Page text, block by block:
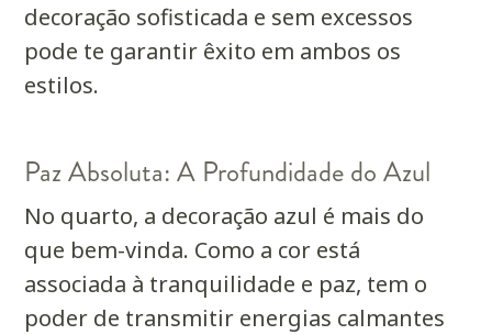
decoração sofisticada e sem excessos
pode te garantir êxito em ambos os
estilos.
Paz Absoluta: A Profundidade do Azul
No quarto, a decoração azul é mais do
que bem-vinda. Como a cor está
associada à tranquilidade e paz, tem o
poder de transmitir energias calmantes